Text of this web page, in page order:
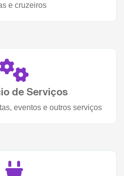
e cruzeiros
de Serviços
eventos e outros serviços